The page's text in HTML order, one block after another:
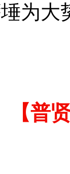
为大
【普